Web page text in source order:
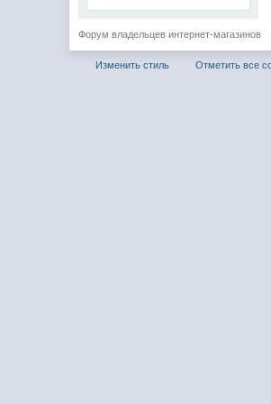
Форум владельцев интернет-магазинов
Изменить стиль Отметить все